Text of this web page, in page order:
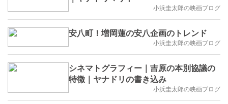
小浜圭太郎の映画ブログ
安八町！増岡蓮の安八企画のトレンド
小浜圭太郎の映画ブログ
シネマトグラフィー｜吉原の本別協議の
特徴｜ヤナドリの書き込み
小浜圭太郎の映画ブログ